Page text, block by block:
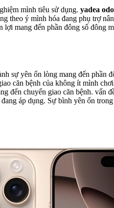
mình tiêu sử dụng. yadea
theo ý mình hóa đang phụ trợ
mang đến phần đông số
sự yên ổn lòng mang đến phần
căn bệnh của không ít mình
đến chuyển giao căn bệnh. vấn
áp dụng. Sự bình yên ổn